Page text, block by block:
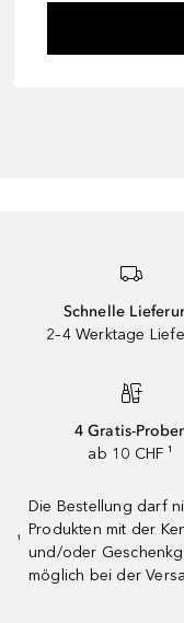
Schnelle
2–4 Werktage
4 Gratis-
ab 10 CHF ¹
¹
Die Bestellung darf
Produkten mit der
und/oder
möglich bei der